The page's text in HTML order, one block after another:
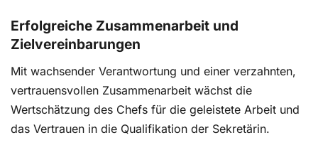
Erfolgreiche Zusammenarbeit und
Zielvereinbarungen
Mit wachsender Verantwortung und einer verzahnten,
vertrauensvollen Zusammenarbeit wächst die
Wertschätzung des Chefs für die geleistete Arbeit und
das Vertrauen in die Qualifikation der Sekretärin.